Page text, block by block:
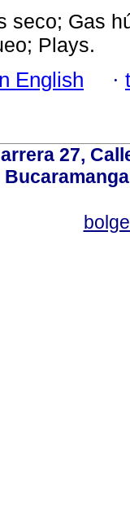
seco; Gas
Plays.
English ·
27,